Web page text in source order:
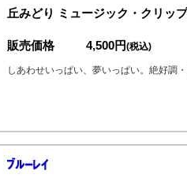
丘みどり ミュージック・クリッ
販売価格 4,500円(税込)
しあわせいっぱい、夢いっぱい。絶好調